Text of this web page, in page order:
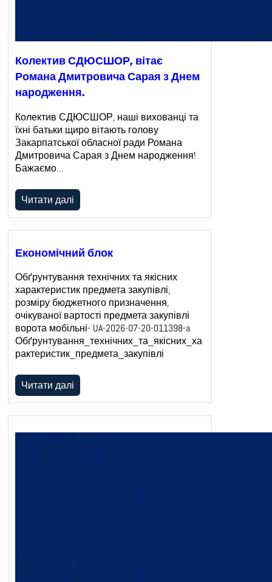
Колектив СДЮСШОР, вітає
Романа Дмитровича Сарая з Днем
народження.
Колектив СДЮСШОР, наші вихованці та
їхні батьки щиро вітають голову
Закарпатської обласної ради Романа
Дмитровича Сарая з Днем народження!
Бажаємо…
Читати далі
Економічний блок
Обґрунтування технічних та якісних
характеристик предмета закупівлі,
розміру бюджетного призначення,
очікуваної вартості предмета закупівлі
ворота мобільні- UA-2026-07-20-011398-a
Обґрунтування_технічних_та_якісних_ха
рактеристик_предмета_закупівлі
Читати далі